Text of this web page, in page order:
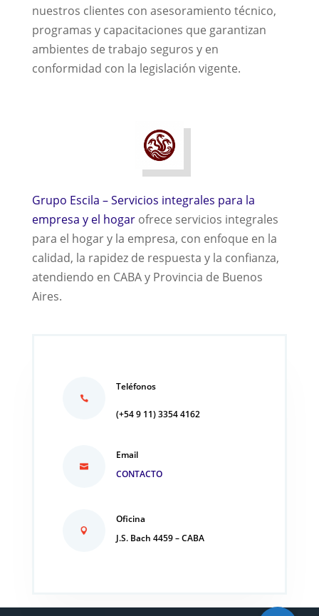
nuestros clientes con asesoramiento técnico,
programas y capacitaciones que garantizan
ambientes de trabajo seguros y en
conformidad con la legislación vigente.
Grupo Escila – Servicios integrales para la
empresa y el hogarofrece servicios integrales
para el hogar y la empresa, con enfoque en la
calidad, la rapidez de respuesta y la confianza,
atendiendo en CABA y Provincia de Buenos
Aires.
Teléfonos
(+54 9 11) 3354 4162
Email
CONTACTO
Oficina
J.S. Bach 4459 – CABA